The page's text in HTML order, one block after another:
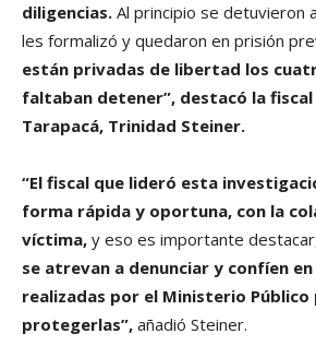
diligencias. Al principio se detuvieron
les formalizó y quedaron en prisión
están privadas de libertad los
faltaban detener”, destacó la
Tarapacá, Trinidad Steiner.
“El fiscal que lideró esta
forma rápida y oportuna, con la
víctima, y eso es importante
se atrevan a denunciar y confíen en
realizadas por el Ministerio Público
protegerlas”, añadió Steiner.